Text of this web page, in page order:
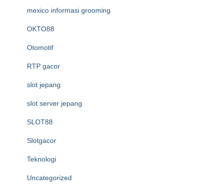
mexico informasi grooming
OKTO88
Otomotif
RTP gacor
slot jepang
slot server jepang
SLOT88
Slotgacor
Teknologi
Uncategorized